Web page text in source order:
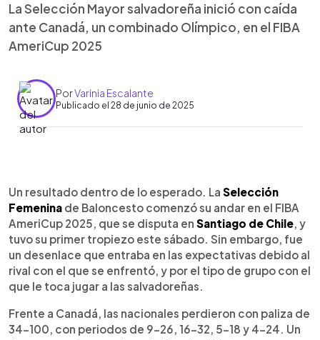
La Selección Mayor salvadoreña inició con caída
ante Canadá, un combinado Olímpico, en el FIBA
AmeriCup 2025
PorVarinia Escalante
Publicado el 28 de junio de 2025
► Escuchar artículo
Un resultado dentro de lo esperado. La Selección
Femenina de Baloncesto comenzó su andar en el FIBA
AmeriCup 2025, que se disputa en Santiago de Chile, y
tuvo su primer tropiezo este sábado. Sin embargo, fue
un desenlace que entraba en las expectativas debido al
rival con el que se enfrentó, y por el tipo de grupo con el
que le toca jugar a las salvadoreñas.
Frente a Canadá, las nacionales perdieron con paliza de
34-100, con periodos de 9-26, 16-32, 5-18 y 4-24. Un